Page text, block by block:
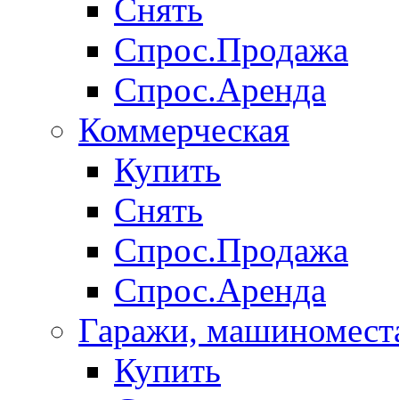
Снять
Спрос.Продажа
Спрос.Аренда
Коммерческая
Купить
Снять
Спрос.Продажа
Спрос.Аренда
Гаражи,
Купить